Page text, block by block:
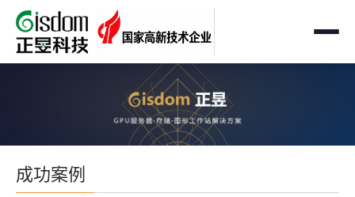
首页
AMD企业级工作站
Intel 企业级工作站
服务器
通用服务器
存储
成功案例